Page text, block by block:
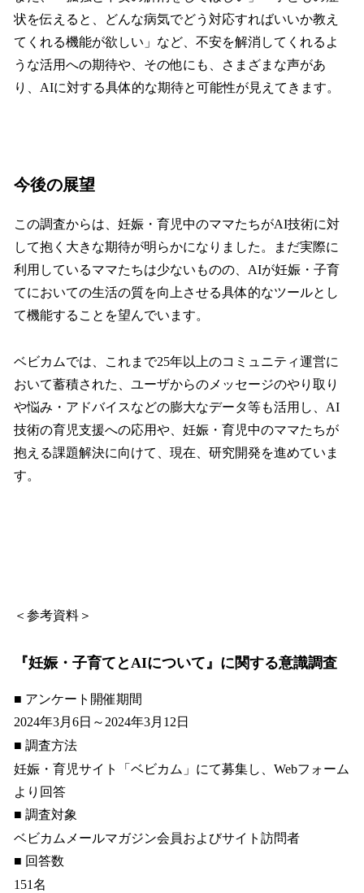
状を伝えると、どんな病気でどう対応すればいいか教え
てくれる機能が欲しい」など、不安を解消してくれるよ
うな活用への期待や、その他にも、さまざまな声があ
り、AIに対する具体的な期待と可能性が見えてきます。
今後の展望
この調査からは、妊娠・育児中のママたちがAI技術に対
して抱く大きな期待が明らかになりました。まだ実際に
利用しているママたちは少ないものの、AIが妊娠・子育
てにおいての生活の質を向上させる具体的なツールとし
て機能することを望んでいます。
ベビカムでは、これまで25年以上のコミュニティ運営に
おいて蓄積された、ユーザからのメッセージのやり取り
や悩み・アドバイスなどの膨大なデータ等も活用し、AI
技術の育児支援への応用や、妊娠・育児中のママたちが
抱える課題解決に向けて、現在、研究開発を進めていま
す。
＜参考資料＞
『妊娠・子育てとAIについて』に関する意識調査
■ アンケート開催期間
2024年3月6日～2024年3月12日
■ 調査方法
妊娠・育児サイト「ベビカム」にて募集し、Webフォーム
より回答
■ 調査対象
ベビカムメールマガジン会員およびサイト訪問者
■ 回答数
151名